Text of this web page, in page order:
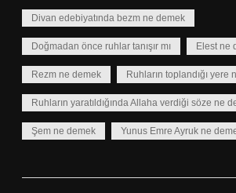
Divan edebiyatında bezm ne demek
Doğmadan önce ruhlar tanışır mı Elest ne
Rezm ne demek Ruhların toplandığı yere
Ruhların yaratıldığında Allaha verdiği söze ne
Şem ne demek Yunus Emre Ayruk ne